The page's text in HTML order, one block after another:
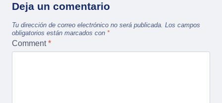
Deja un comentario
Tu dirección de correo electrónico no será publicada. Los campos
obligatorios están marcados con *
Comment*